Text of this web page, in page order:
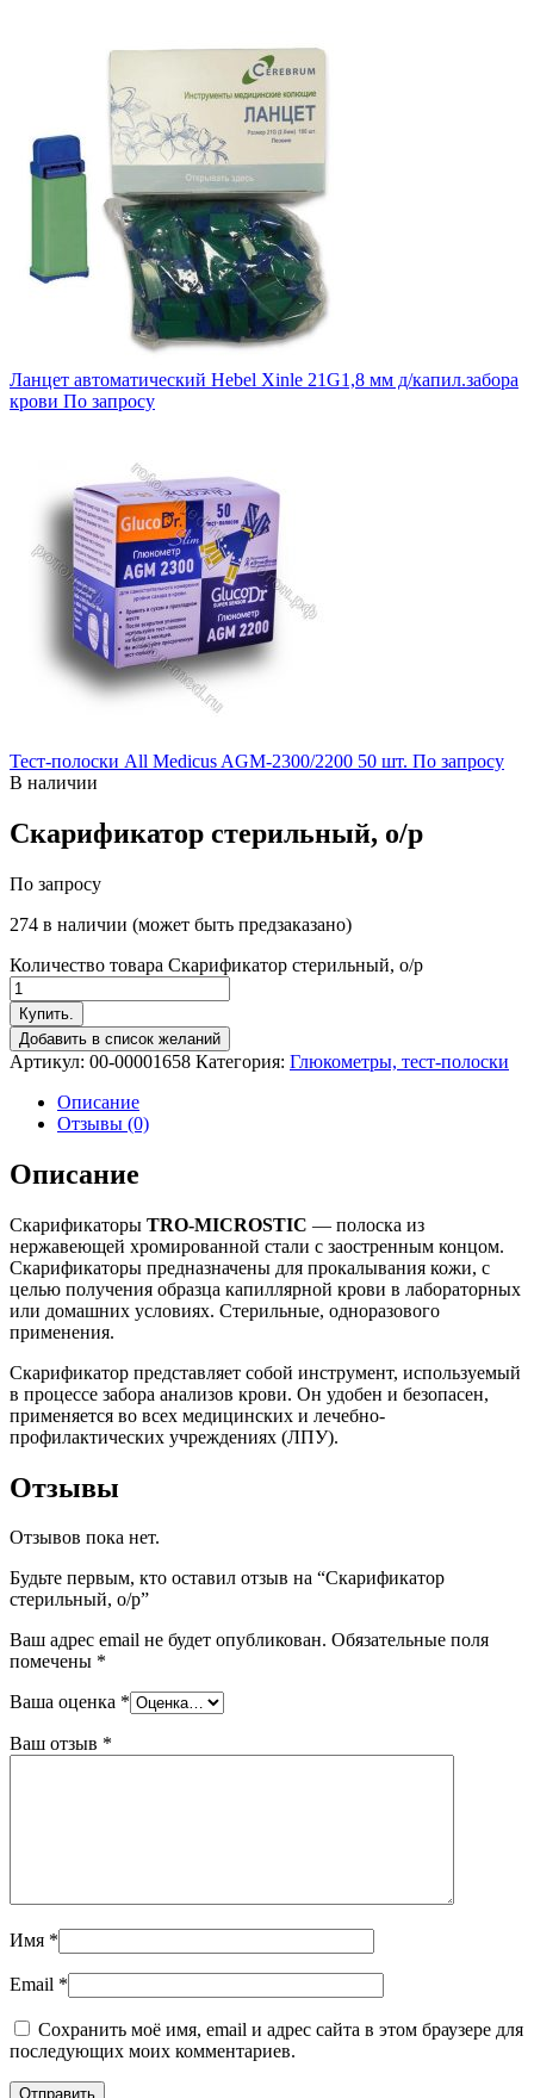
Ланцет автоматический Hebel Xinle 21G1,8 мм д/капил.забора
крови По запросу
Тест-полоски All Medicus AGM-2300/2200 50 шт. По запросу
В наличии
Скарификатор стерильный, о/р
По запросу
274 в наличии (может быть предзаказано)
Количество товара Скарификатор стерильный, о/р
Купить.
Добавить в список желаний
Артикул: 00-00001658 Категория: Глюкометры, тест-полоски
Описание
Отзывы (0)
Описание
Скарификаторы TRO-MICROSTIC — полоска из
нержавеющей хромированной стали с заостренным концом.
Скарификаторы предназначены для прокалывания кожи, с
целью получения образца капиллярной крови в лабораторных
или домашних условиях. Стерильные, одноразового
применения.
Скарификатор представляет собой инструмент, используемый
в процессе забора анализов крови. Он удобен и безопасен,
применяется во всех медицинских и лечебно-
профилактических учреждениях (ЛПУ).
Отзывы
Отзывов пока нет.
Будьте первым, кто оставил отзыв на “Скарификатор
стерильный, о/р”
Ваш адрес email не будет опубликован. Обязательные поля
помечены *
Ваша оценка *
Ваш отзыв *
Имя *
Email *
Сохранить моё имя, email и адрес сайта в этом браузере для
последующих моих комментариев.